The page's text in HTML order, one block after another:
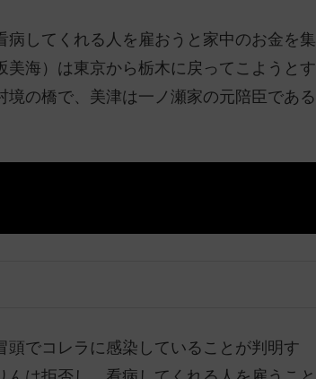
してくれる人を雇おうと家中のお金を集
海）は東京から栃木に戻ってこようとす
の橋で、美津は一ノ瀬家の元陪臣である
でコレラに感染していることが判明す